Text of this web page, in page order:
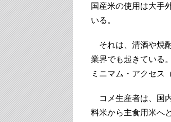
国産米の使用は大手
いる。
それは、清酒や焼
業界でも起きている
ミニマム・アクセス
コメ生産者は、国
料米から主食用米へ